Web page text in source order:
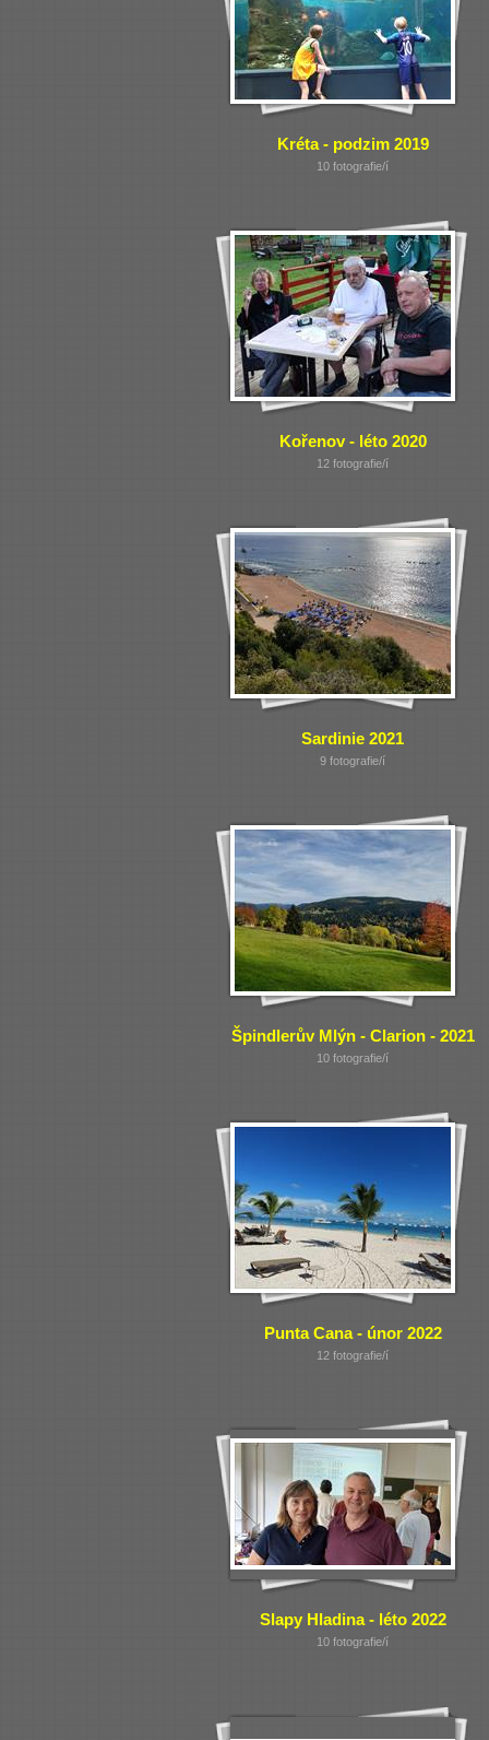
Kréta - podzim 2019
10 fotografie/í
Kořenov - léto 2020
12 fotografie/í
Sardinie 2021
9 fotografie/í
Špindlerův Mlýn - Clarion - 2021
10 fotografie/í
Punta Cana - únor 2022
12 fotografie/í
Slapy Hladina - léto 2022
10 fotografie/í